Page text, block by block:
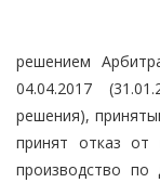
решением
04.04.2017
решения),
принят отказ от
производство по